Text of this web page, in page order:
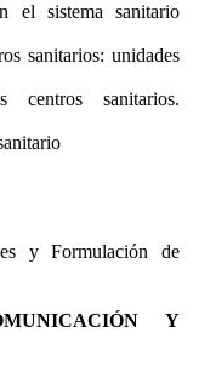
el sistema sanitario
sanitarios: unidades
sanitarios.
y Formulación de
Y